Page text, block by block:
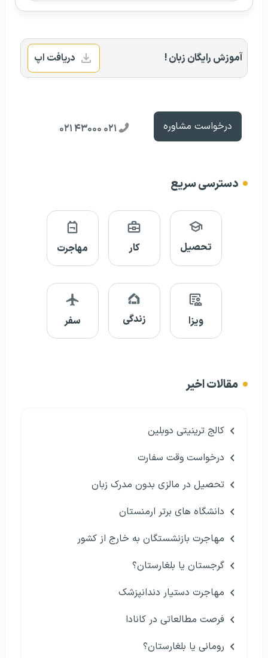
آموزش رایگان زبان ! دریافت اپ
درخواست مشاوره ۰۲۱ ۴۳۰۰۰ ۰۲۱
دسترسی سریع
تحصیل کار مهاجرت
ویزا زندگی سفر
مقالات اخیر
کالج ترینیتی دوبلین
درخواست وقت سفارت
تحصیل در مالزی بدون مدرک زبان
دانشگاه های برتر ارمنستان
مهاجرت بازنشستگان به خارج از کشور
گرجستان یا بلغارستان؟
مهاجرت دستیار دندانپزشک
فرصت مطالعاتی در کانادا
رومانی یا بلغارستان؟